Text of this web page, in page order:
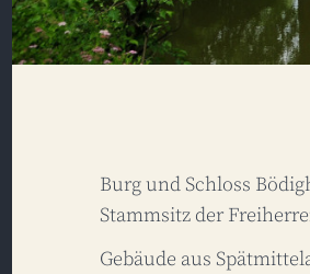
Burg und Schloss
Stammsitz der
Gebäude aus